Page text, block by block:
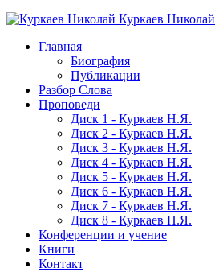
Куркаев Николай
Главная
Биография
Публикации
Разбор Слова
Проповеди
Диск 1 - Куркаев Н.Я.
Диск 2 - Куркаев Н.Я.
Диск 3 - Куркаев Н.Я.
Диск 4 - Куркаев Н.Я.
Диск 5 - Куркаев Н.Я.
Диск 6 - Куркаев Н.Я.
Диск 7 - Куркаев Н.Я.
Диск 8 - Куркаев Н.Я.
Конференции и учение
Книги
Контакт